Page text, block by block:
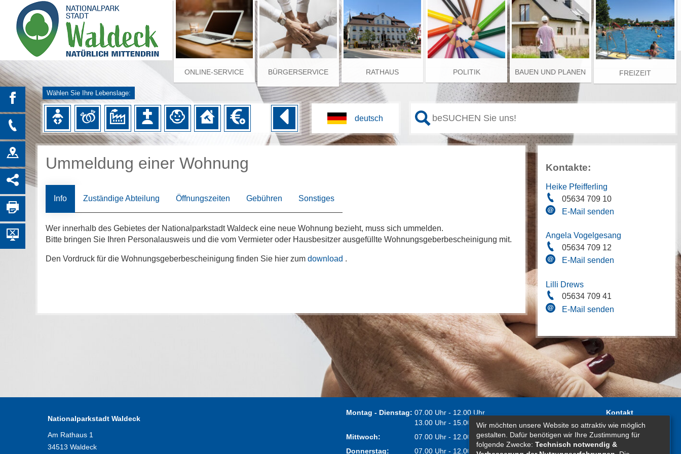
ONLINE-SERVICE BÜRGERSERVICE RATHAUS POLITIK BAUEN UND PLANEN FREIZEIT
Wählen Sie Ihre Lebenslage:
Ummeldung einer Wohnung
Info Zuständige Abteilung Öffnungszeiten Gebühren Sonstiges
Wer innerhalb des Gebietes der Nationalparkstadt Waldeck eine neue Wohnung bezieht, muss sich ummelden.
Bitte bringen Sie Ihren Personalausweis und die vom Vermieter oder Hausbesitzer ausgefüllte Wohnungsgeberbescheinigung mit.
Den Vordruck für die Wohnungsgeberbescheinigung finden Sie hier zum download .
Kontakte:
Heike Pfeifferling
05634 709 10
E-Mail senden
Angela Vogelgesang
05634 709 12
E-Mail senden
Lilli Drews
05634 709 41
E-Mail senden
Nationalparkstadt Waldeck
Am Rathaus 1
34513 Waldeck
Montag - Dienstag: 07.00 Uhr - 12.00 Uhr
13.00 Uhr - 15.00 Uhr
Mittwoch:
07.00 Uhr - 12.00 Uhr
Donnerstag:
07.00 Uhr - 12.00 Uhr
Kontakt
Impressum
Erklärung zur
Barrierefreiheit
Wir möchten unsere Website so attraktiv wie möglich
gestalten. Dafür benötigen wir Ihre Zustimmung für
folgende Zwecke: Technisch notwendig &